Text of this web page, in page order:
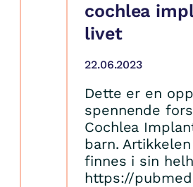
cochlea
livet
22.06.2023
Dette er en
spennende
Cochlea
barn.
finnes i sin
https://